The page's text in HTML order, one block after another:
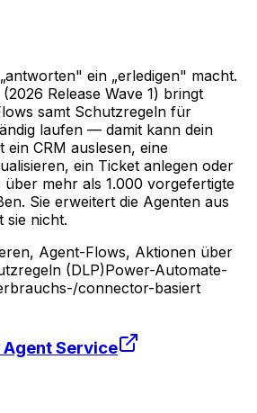
ein „erledigen" macht.
Release Wave 1) bringt
samt Schutzregeln für
laufen — damit kann dein
ein CRM auslesen, eine
ein Ticket anlegen oder
mehr als 1.000 vorgefertigte
Sie erweitert die Agenten aus
sie nicht.
Agent-Flows, Aktionen über
(DLP)Power-Automate-
connector-basiert
Agent Service